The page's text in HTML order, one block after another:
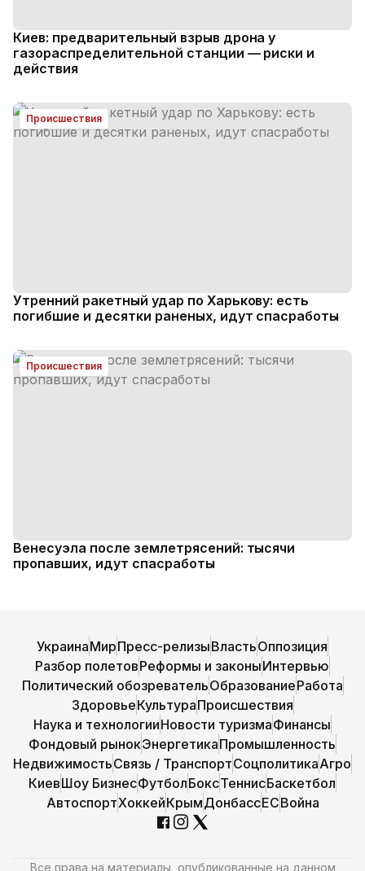
Киев: предварительный взрыв дрона у
газораспределительной станции — риски и
действия
Происшествия
Утренний ракетный удар по Харькову: есть
погибшие и десятки раненых, идут спасработы
Происшествия
Венесуэла после землетрясений: тысячи
пропавших, идут спасработы
УкраинаМирПресс-релизыВластьОппозиция
Разбор полетовРеформы и законыИнтервью
Политический обозревательОбразованиеРабота
ЗдоровьеКультураПроисшествия
Наука и технологииНовости туризмаФинансы
Фондовый рынокЭнергетикаПромышленность
НедвижимостьСвязь / ТранспортСоцполитикаАгро
КиевШоу БизнесФутболБоксТеннисБаскетбол
АвтоспортХоккейКрымДонбассЕСВойна
Все права на материалы, опубликованные на данном